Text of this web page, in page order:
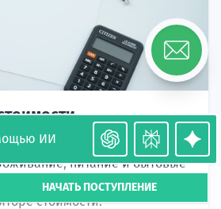
НАЧАТЬ ПОСТУПЛЕНИЕ
обучения в
питание и бытовые
во время обучения в
стоимости.
ИИ